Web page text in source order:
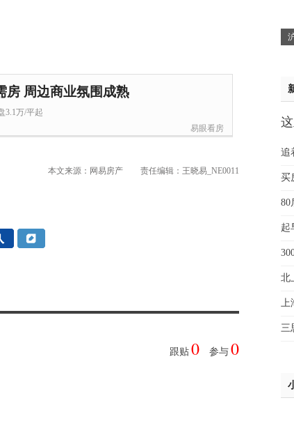
房 周边商业氛围成熟
3.1万/平起
易眼看房
本文来源：网易房产 责任编辑：王晓易_NE0011
跟贴 0 参与 0
追
买
80
起
北
三